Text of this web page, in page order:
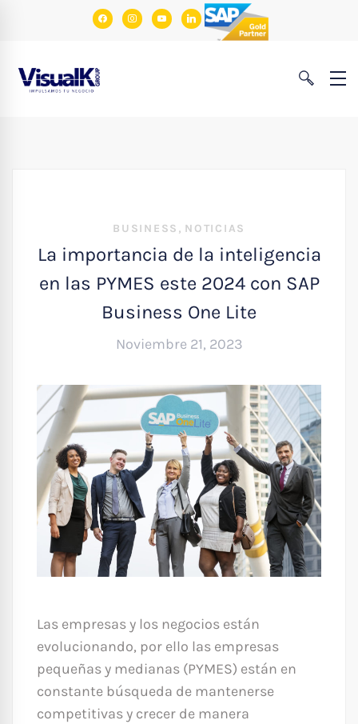
facebookinstagram
youtubelinkedin
BUSINESS , NOTICIAS
La importancia de la inteligencia
en las PYMES este 2024 con SAP
Business One Lite
Noviembre 21, 2023
Las empresas y los negocios están
evolucionando, por ello las empresas
pequeñas y medianas (PYMES) están en
constante búsqueda de mantenerse
competitivas y crecer de manera